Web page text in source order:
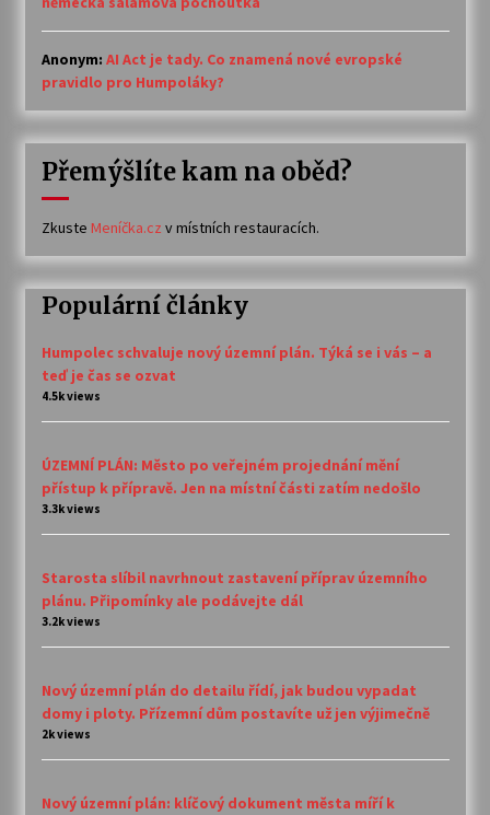
Anonym: AI Act je tady. Co znamená nové evropské
pravidlo pro Humpoláky?
Přemýšlíte kam na oběd?
Zkuste Meníčka.cz v místních restauracích.
Populární články
Humpolec schvaluje nový územní plán. Týká se i vás – a
teď je čas se ozvat
4.5k views
ÚZEMNÍ PLÁN: Město po veřejném projednání mění
přístup k přípravě. Jen na místní části zatím nedošlo
3.3k views
Starosta slíbil navrhnout zastavení příprav územního
plánu. Připomínky ale podávejte dál
3.2k views
Nový územní plán do detailu řídí, jak budou vypadat
domy i ploty. Přízemní dům postavíte už jen výjimečně
2k views
Nový územní plán: klíčový dokument města míří k